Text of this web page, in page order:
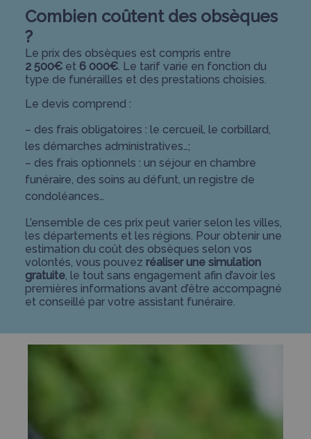
Combien coûtent des obsèques
?
Le prix des obsèques est compris entre
2 500€ et 6 000€. Le tarif varie en fonction du
type de funérailles et des prestations choisies.
Le devis comprend :
– des frais obligatoires : le cercueil, le corbillard,
les démarches administratives…;
– des frais optionnels : un séjour en chambre
funéraire, des soins au défunt, un registre de
condoléances…
L’ensemble de ces prix peut varier selon les villes,
les départements et les régions. Pour obtenir une
estimation du coût des obsèques selon vos
volontés, vous pouvez réaliser une simulation
gratuite, le tout sans engagement afin d’avoir les
premières informations avant d’être accompagné
et conseillé par votre assistant funéraire.